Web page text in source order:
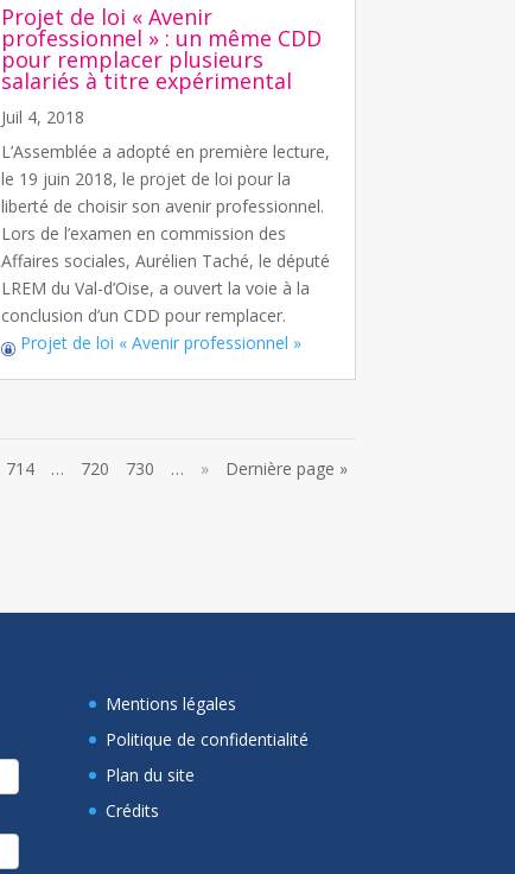
Projet de loi « Avenir
professionnel » : un même CDD
pour remplacer plusieurs
salariés à titre expérimental
Juil 4, 2018
L’Assemblée a adopté en première lecture,
le 19 juin 2018, le projet de loi pour la
liberté de choisir son avenir professionnel.
Lors de l’examen en commission des
Affaires sociales, Aurélien Taché, le député
LREM du Val-d’Oise, a ouvert la voie à la
conclusion d’un CDD pour remplacer.
Projet de loi « Avenir professionnel »
714 … 720 730 … » Dernière page »
Mentions légales
Politique de confidentialité
Plan du site
Crédits